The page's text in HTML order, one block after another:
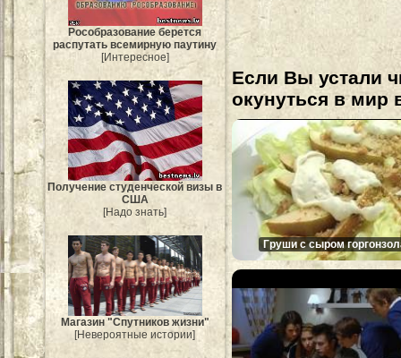
Рособразование берется
распутать всемирную паутину
[Интересное]
Получение студенческой визы в
США
[Надо знать]
Магазин "Спутников жизни"
[Невероятные истории]
Если Вы устали
окунуться в мир
Груши с сыром